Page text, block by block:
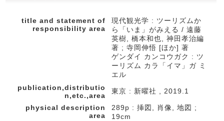
title and statement of
responsibility area
現代観光学 : ツーリズムか
ら「いま」がみえる / 遠藤
英樹, 橋本和也, 神田孝治編
著 ; 寺岡伸悟 [ほか] 著
ゲンダイ カンコウガク : ツ
ーリズム カラ「イマ」ガ ミ
エル
publication,distributio
n,etc.,area
東京 : 新曜社 , 2019.1
physical description
area
289p : 挿図, 肖像, 地図 ;
19cm